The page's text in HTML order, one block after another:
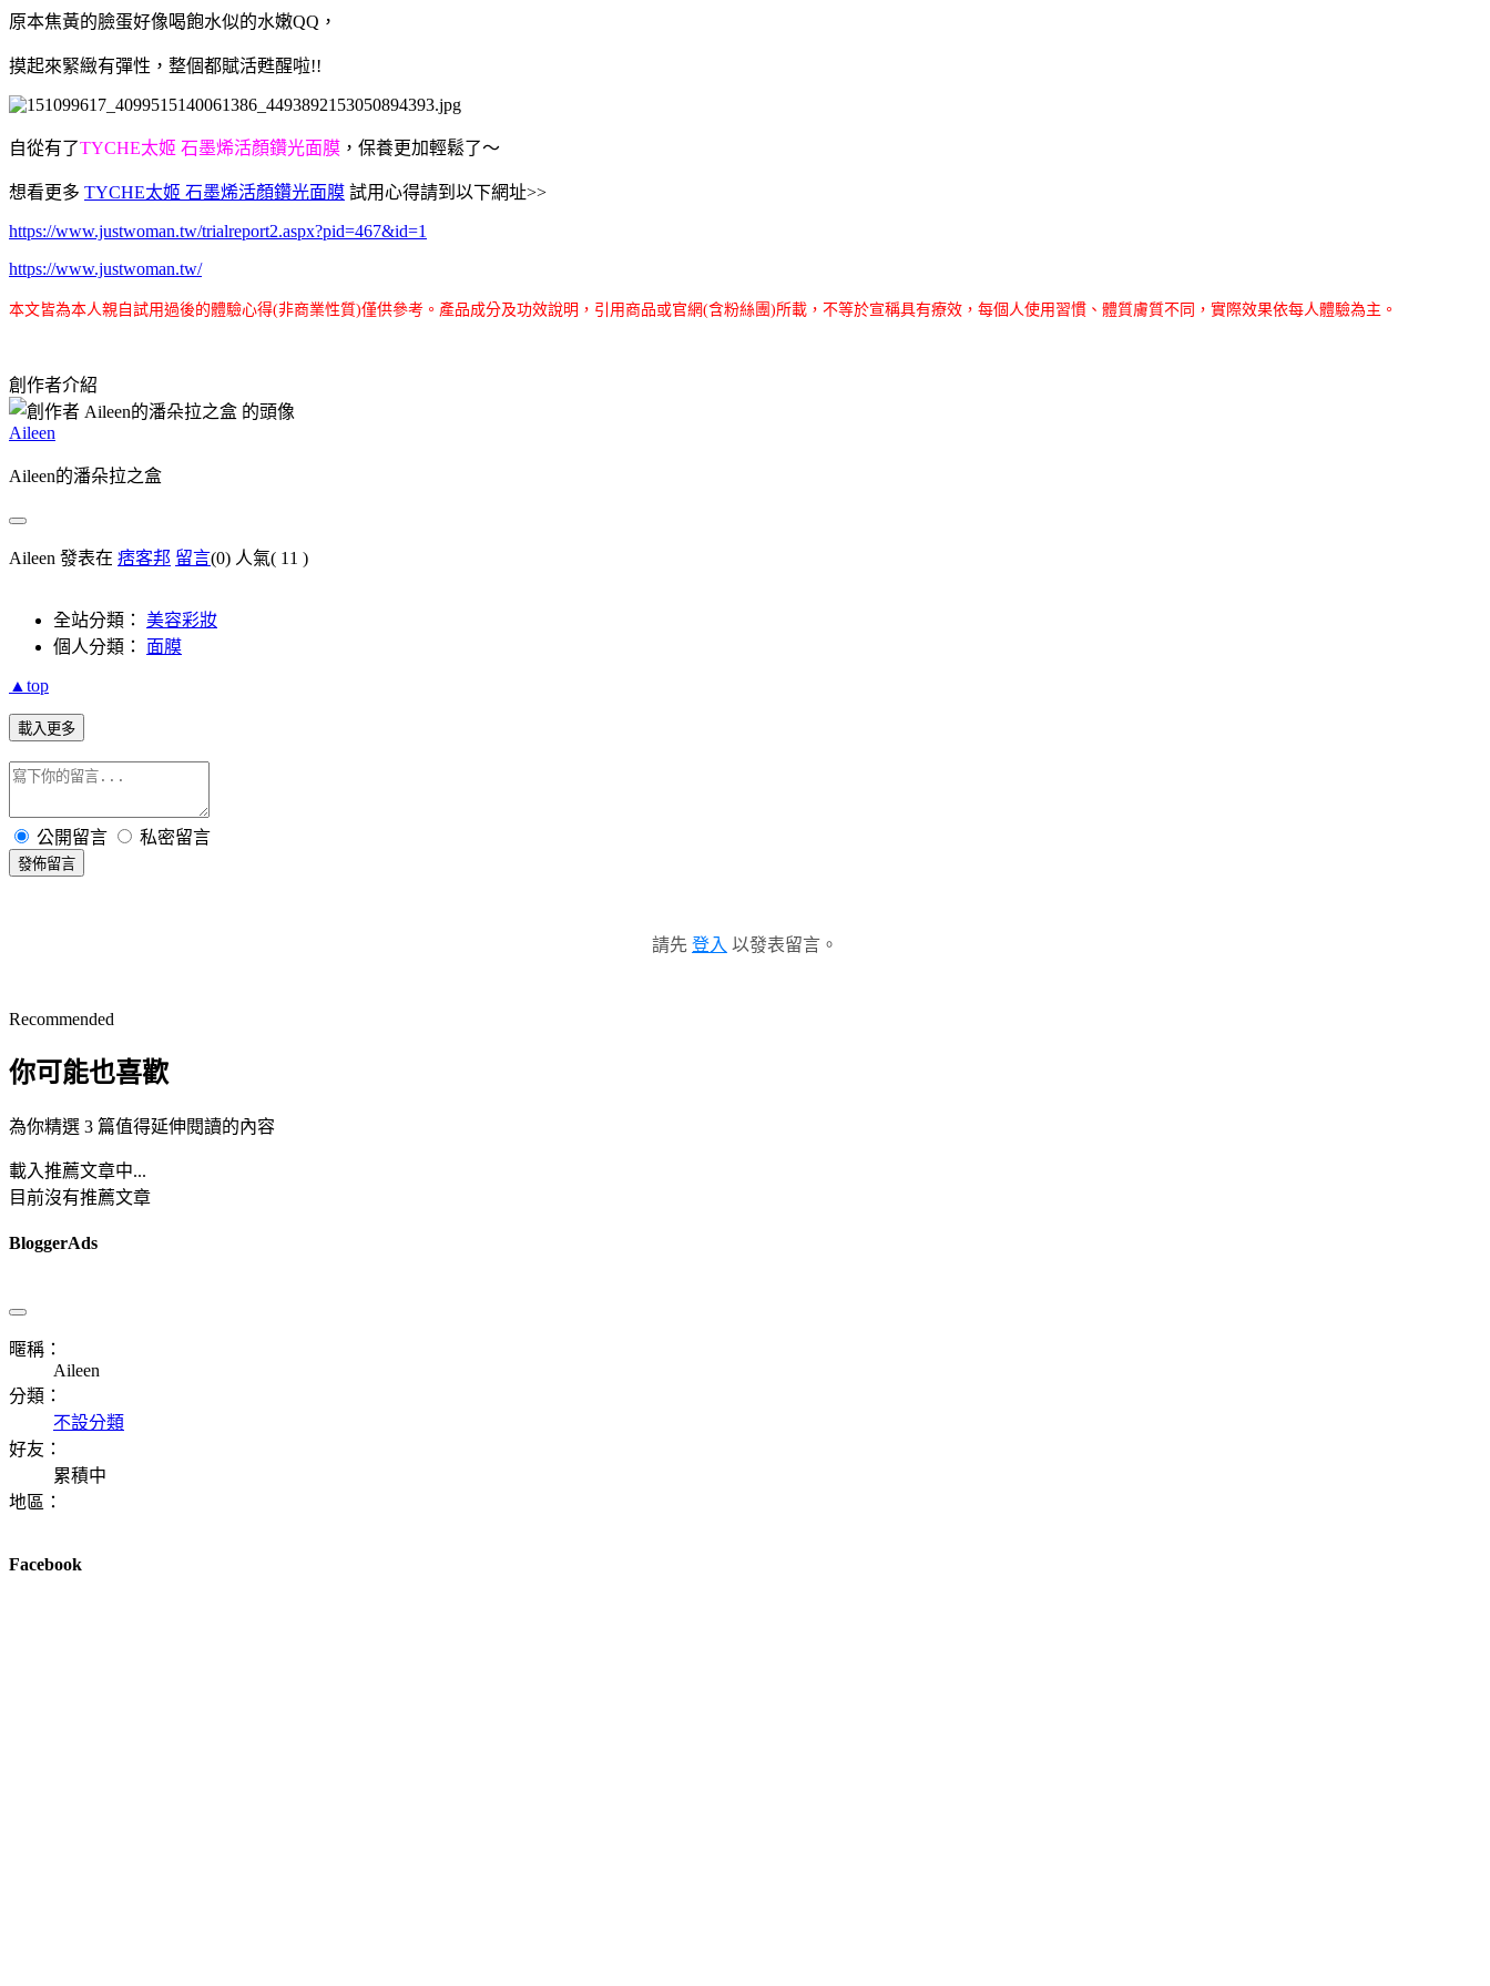
原本焦黃的臉蛋好像喝飽水似的水嫩QQ，
摸起來緊緻有彈性，整個都賦活甦醒啦!!
自從有了TYCHE太姬 石墨烯活顏鑽光面膜 ，保養更加輕鬆了～
想看更多 TYCHE太姬 石墨烯活顏鑽光面膜 試用心得請到以下網址>>
https://www.justwoman.tw/trialreport2.aspx?pid=467&id=1
https://www.justwoman.tw/
本文皆為本人親自試用過後的體驗心得(非商業性質)僅供參考。產品成分及功效說明，引用商品或官網(含粉絲團)所載，不等於宣稱具有療效，每個人使用習慣、體質膚質不同，實際效果依每人體驗為主。
創作者介紹
Aileen
Aileen的潘朵拉之盒
Aileen 發表在 痞客邦 留言(0) 人氣( 11 )
全站分類： 美容彩妝
個人分類： 面膜
▲top
載入更多
公開留言 私密留言
發佈留言
請先 登入 以發表留言。
Recommended
你可能也喜歡
為你精選 3 篇值得延伸閱讀的內容
載入推薦文章中...
目前沒有推薦文章
BloggerAds
暱稱：
Aileen
分類：
不設分類
好友：
累積中
地區：
Facebook